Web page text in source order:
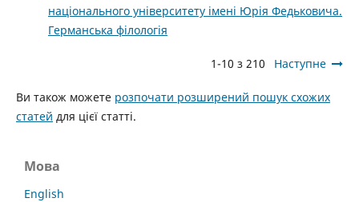
національного університету імені Юрія Федьковича.
Германська філологія
1-10 з 210 Наступне
Ви також можете розпочати розширений пошук схожих
статей для цієї статті.
Мова
English